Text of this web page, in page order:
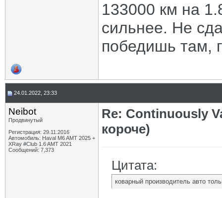
133000 км на
сильнее. Не
победишь там,
24.01.2022, 23:33
Neibot
Продвинутый
Регистрация: 29.11.2016
Автомобиль: Haval M6 AMT 2025 +
XRay #Club 1.6 AMT 2021
Сообщений: 7,373
Re: Continuously
короче)
Цитата:
коварный производитель авто